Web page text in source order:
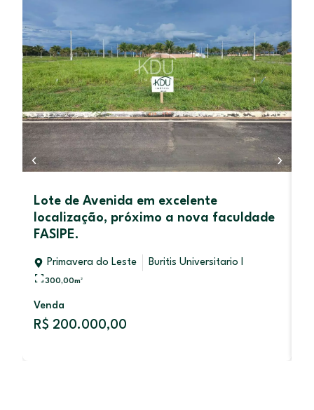
Lote de Avenida em excelente
localização, próximo a nova faculdade
FASIPE.
Primavera do Leste Buritis Universitario I
300,00m²
Venda
R$ 200.000,00